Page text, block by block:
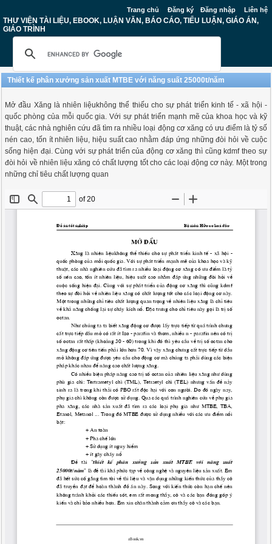
Trang chủ Đăng ký Đăng nhập Liên hệ
THƯ VIỆN TÀI LIỆU, EBOOK, LUẬN VĂN, BÁO CÁO, TIỂU LUẬN, GIÁO ÁN,
GIÁO TRÌNH
Thiết kế phân xưởng sản xuất MTBE với năng suất 25000t/năm
Mở đầu Xăng là nhiên liệukhông thể thiếu cho sự phát triển kinh tế - xã hội -
quốc phòng của mỗi quốc gia. Với sự phát triển mạnh mẽ của khoa học và kỹ
thuật, các nhà nghiên cứu đã tìm ra nhiều loại động cơ xăng có ưu điểm là tỷ số
nén cao, tốn ít nhiên liệu, hiệu suất cao nhằm đáp ứng những đòi hỏi về cuộc
sống hiện đại. Cùng với sự phát triển của động cơ xăng thì cũng kdmf theo sự
đòi hỏi về nhiên liệu xăng có chất lượng tốt cho các loại động cơ này. Một trong
những chỉ tiêu chất lượng quan